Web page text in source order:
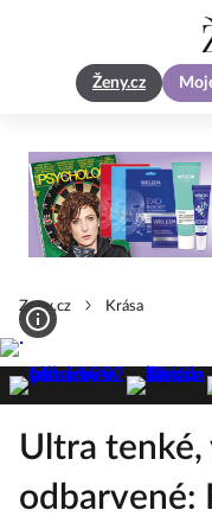
Ženy.cz
Zeny.cz Krása
Ultra tenké,
odbarvené: